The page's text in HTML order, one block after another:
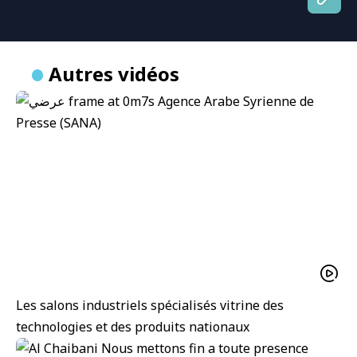
Autres vidéos
Les salons industriels spécialisés vitrine des
technologies et des produits nationaux